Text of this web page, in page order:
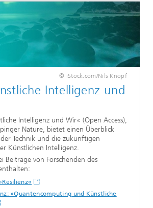
© iStock.com/Nils Knopf
Intelligenz und
Intelligenz und Wir« (Open Access),
Nature, bietet einen Überblick
Technik und die zukünftigen
Künstlichen Intelligenz.
Beiträge von Forschenden des
»Quantencomputing und Künstliche